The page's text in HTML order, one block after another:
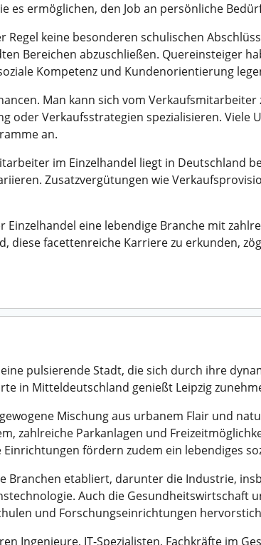
es ermöglichen, den Job an persönliche
Regel keine besonderen schulischen
Bereichen abzuschließen. Quereinsteiger
Kompetenz und Kundenorientierung
Man kann sich vom
oder Verkaufsstrategien spezialisieren.
an.
im Einzelhandel liegt in Deutschland
Zusatzvergütungen wie
Einzelhandel eine lebendige Branche mit
diese facettenreiche Karriere zu erkunden,
pulsierende Stadt, die sich durch ihre
in Mitteldeutschland genießt Leipzig
Mischung aus urbanem Flair und
zahlreiche Parkanlagen und
fördern zudem ein lebendiges
Branchen etabliert, darunter die Industrie,
Auch die Gesundheitswirtschaft
und Forschungseinrichtungen
Ingenieure, IT-Spezialisten, Fachkräfte im